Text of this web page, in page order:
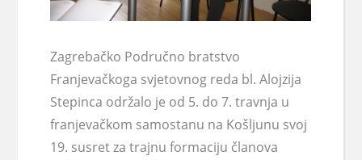
Zagrebačko Područno bratstvo
Franjevačkoga svjetovnog reda bl. Alojzija
Stepinca održalo je od 5. do 7. travnja u
franjevačkom samostanu na Košljunu svoj
19. susret za trajnu formaciju članova